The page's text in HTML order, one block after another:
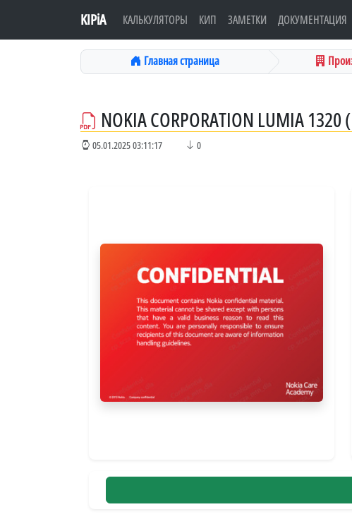
KIPiA КАЛЬКУЛЯТОРЫ КИП ЗАМЕТКИ ДОКУМЕНТАЦИЯ
Главная страница
NOKIA CORPORATION LUMIA 1320
05.01.2025 03:11:17 0